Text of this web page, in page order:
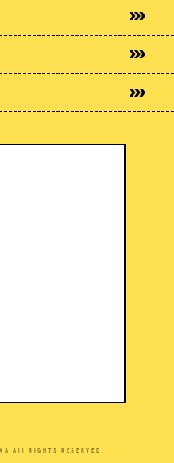
All RIGHTS RESERVED.